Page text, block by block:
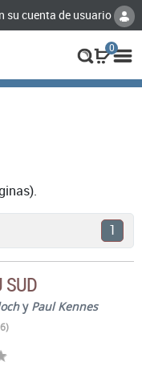
su cuenta de usuario
0
1
SUD
y Paul Kennes